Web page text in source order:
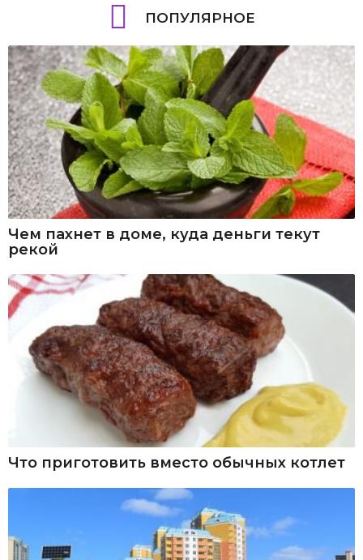
ПОПУЛЯРНОЕ
Чем пахнет в доме, куда деньги текут
рекой
Что приготовить вместо обычных котлет